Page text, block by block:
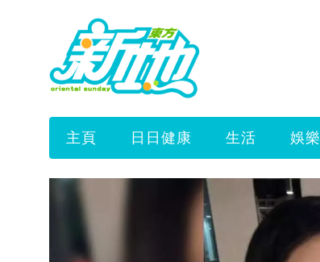
主頁 日日健康 生活 娛樂